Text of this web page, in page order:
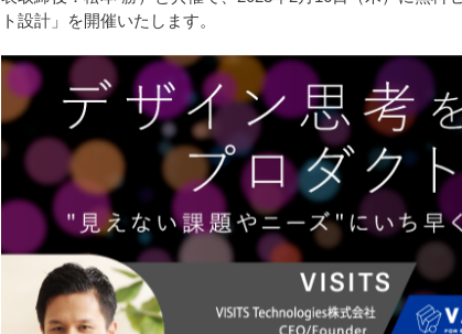
ト設計」を開催いたします。